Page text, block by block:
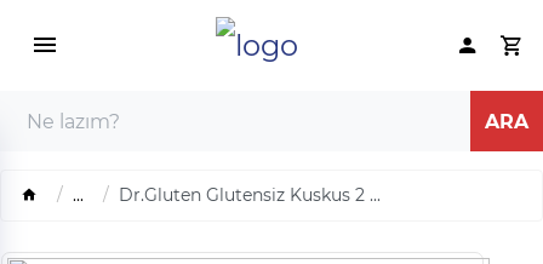
... Dr.Gluten Glutensiz Kuskus 2 ...